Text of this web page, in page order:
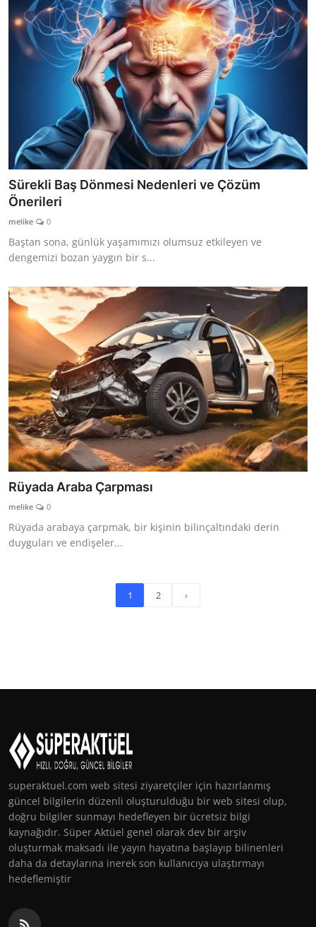
Sürekli Baş Dönmesi Nedenleri ve Çözüm
Önerileri
melike 0
Baştan sona, günlük yaşamımızı olumsuz etkileyen ve
dengemizi bozan yaygın bir s...
Rüyada Araba Çarpması
melike 0
Rüyada arabaya çarpmak, bir kişinin bilinçaltındaki derin
duyguları ve endişeler...
1 2 ›
superaktuel.com web sitesi ziyaretçiler için hazırlanmış
güncel bilgilerin düzenli oluşturulduğu bir web sitesi olup,
doğru bilgiler sunmayı hedefleyen bir ücretsiz bilgi
kaynağıdır. Süper Aktüel genel olarak dev bir arşiv
oluşturmak maksadı ile yayın hayatına başlayıp bilinenleri
daha da detaylarına inerek son kullanıcıya ulaştırmayı
hedeflemiştir